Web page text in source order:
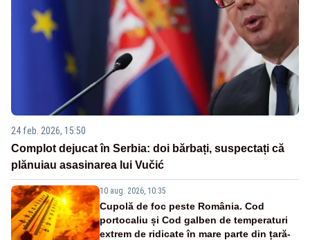
24 feb. 2026, 15:50
Complot dejucat în Serbia: doi bărbați, suspectați că
plănuiau asasinarea lui Vučić
10 aug. 2026, 10:35
Cupolă de foc peste România. Cod
portocaliu și Cod galben de temperaturi
extrem de ridicate în mare parte din țară-